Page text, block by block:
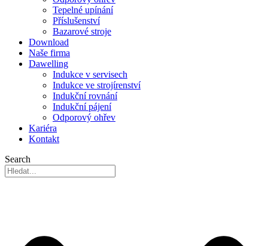
Tepelné upínání
Příslušenství
Bazarové stroje
Download
Naše firma
Dawelling
Indukce v servisech
Indukce ve strojírenství
Indukční rovnání
Indukční pájení
Odporový ohřev
Kariéra
Kontakt
Search